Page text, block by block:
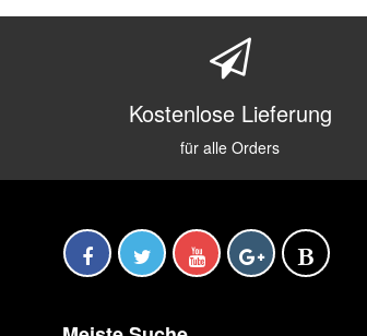
Kostenlose Lieferung
für alle Orders